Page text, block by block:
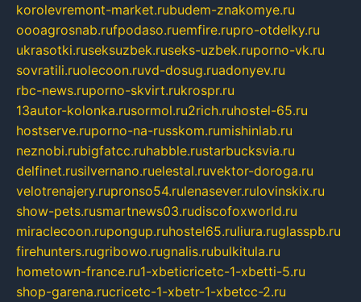
korolevremont-market.rubudem-znakomye.ru
oooagrosnab.rufpodaso.ruemfire.rupro-otdelky.ru
ukrasotki.ruseksuzbek.ruseks-uzbek.ruporno-vk.ru
sovratili.ruolecoon.ruvd-dosug.ruadonyev.ru
rbc-news.ruporno-skvirt.rukrospr.ru
13autor-kolonka.rusormol.ru2rich.ruhostel-65.ru
hostserve.ruporno-na-russkom.rumishinlab.ru
neznobi.rubigfatcc.ruhabble.rustarbucksvia.ru
delfinet.rusilvernano.ruelestal.ruvektor-doroga.ru
velotrenajery.rupronso54.rulenasever.rulovinskix.ru
show-pets.rusmartnews03.rudiscofoxworld.ru
miraclecoon.rupongup.ruhostel65.ruliura.ruglasspb.ru
firehunters.rugribowo.rugnalis.rubulkitula.ru
hometown-france.ru1-xbeticricetc-1-xbetti-5.ru
shop-garena.rucricetc-1-xbetr-1-xbetcc-2.ru